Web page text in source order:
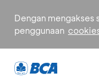
Dengan mengakses
penggunaan